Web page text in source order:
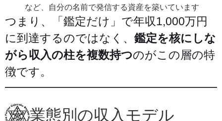
など、自分の名前で発信する資産を築いています
つまり、「鑑定だけ」で年収1,000万円
に到達するのではなく、 鑑定を核にしな
がら収入の柱を複数持つのがこの層の特
徴です。
業態別の収入モデル